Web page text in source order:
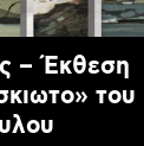
– Έκθεση
του